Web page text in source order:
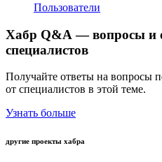
Пользователи
Хабр Q&A — вопросы и
специалистов
Получайте ответы на вопросы
от специалистов в этой теме.
Узнать больше
другие проекты хабра